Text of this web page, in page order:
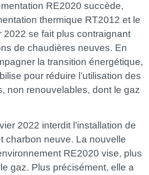
RE2020 succède,
thermique RT2012 et le
2022 se fait plus contraignant
de chaudières neuves. En
la transition énergétique,
pour réduire l’utilisation des
non renouvelables, dont le gaz
2022 interdit l’installation de
charbon neuve. La nouvelle
RE2020 vise, plus
gaz. Plus précisément, elle a